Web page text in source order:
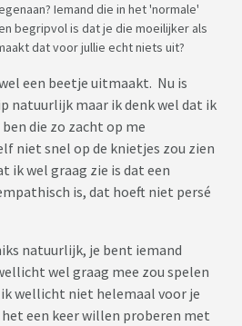
Iemand die in het 'normale'
begripvol is dat je die moeilijker als
dat voor jullie echt niets uit?
een beetje uitmaakt. Nu is
natuurlijk maar ik denk wel dat ik
die zo zacht op me
niet snel op de knietjes zou zien
ik wel graag zie is dat een
is, dat hoeft niet persé
natuurlijk, je bent iemand
wel graag mee zou spelen
wellicht niet helemaal voor je
een keer willen proberen met